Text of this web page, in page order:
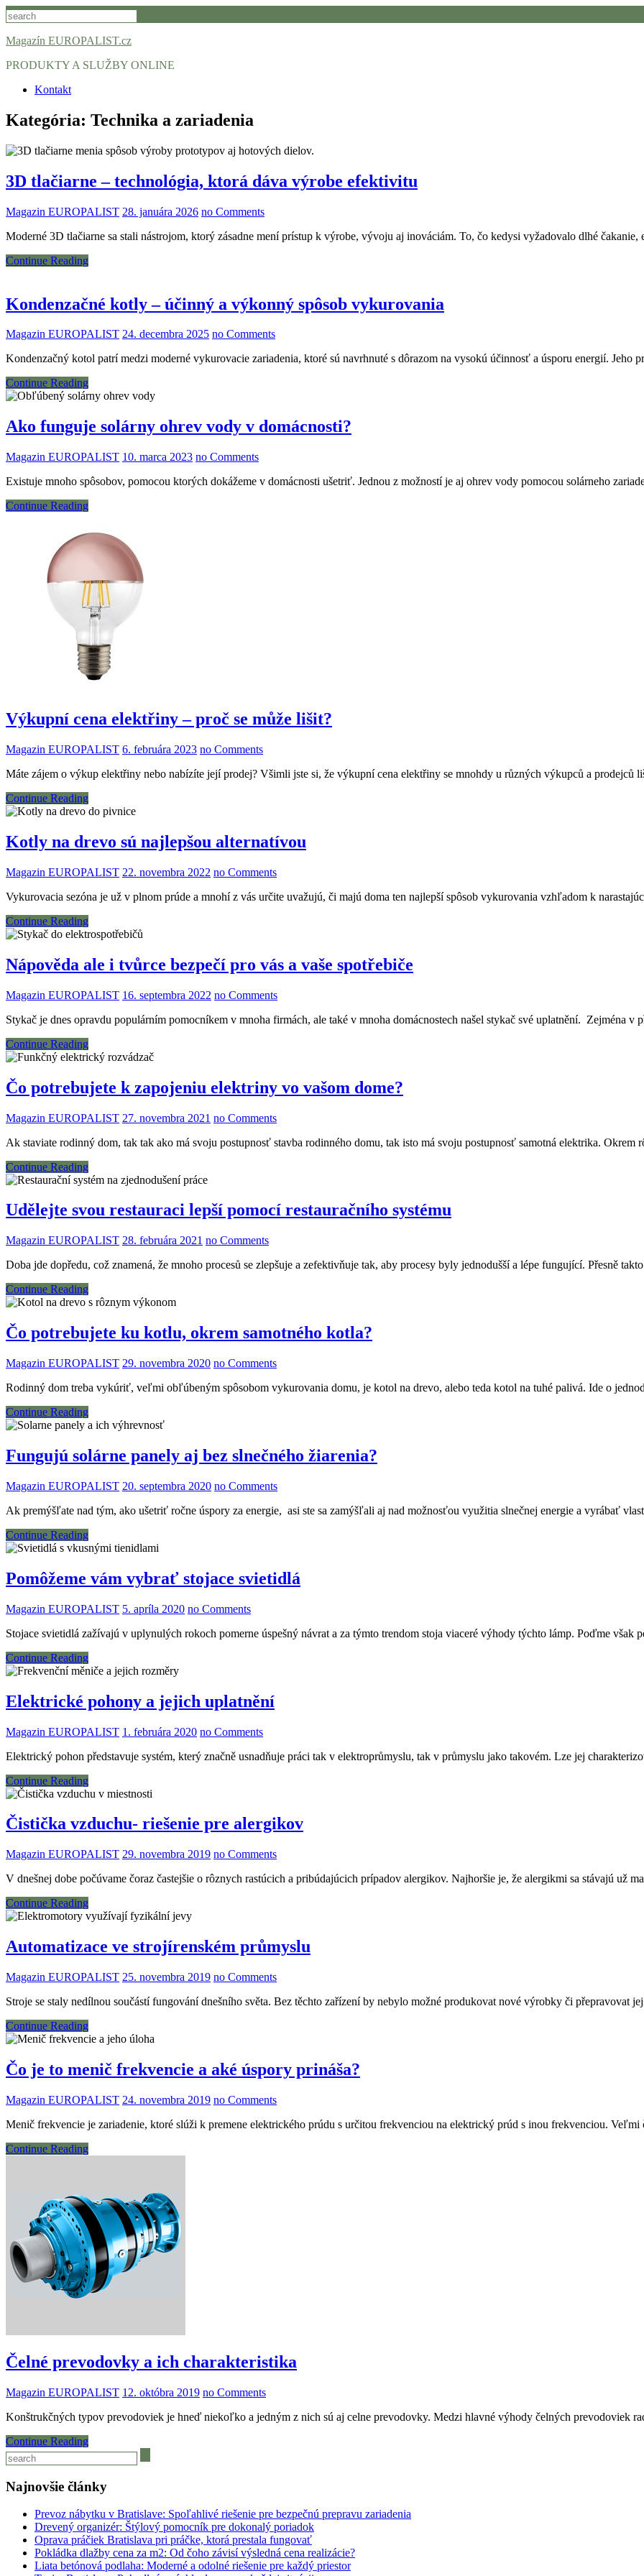
Skip
to
content
Magazín EUROPALIST.cz
PRODUKTY A SLUŽBY ONLINE
Kontakt
Kategória: Technika a zariadenia
3D tlačiarne – technológia, ktorá dáva výrobe efektivitu
Magazin EUROPALIST 28. januára 2026 no Comments
Moderné 3D tlačiarne sa stali nástrojom, ktorý zásadne mení prístup k výrobe, vývoju aj inováciám. To, čo kedysi vyžadovalo dlhé
Continue Reading
Kondenzačné kotly – účinný a výkonný spôsob vykurovania
Magazin EUROPALIST 24. decembra 2025 no Comments
Kondenzačný kotol patrí medzi moderné vykurovacie zariadenia, ktoré sú navrhnuté s dôrazom na vysokú účinnosť a úsporu energií.
Continue Reading
Ako funguje solárny ohrev vody v domácnosti?
Magazin EUROPALIST 10. marca 2023 no Comments
Existuje mnoho spôsobov, pomocou ktorých dokážeme v domácnosti ušetriť. Jednou z možností je aj ohrev vody pomocou solárneho
Continue Reading
Výkupní cena elektřiny – proč se může lišit?
Magazin EUROPALIST 6. februára 2023 no Comments
Máte zájem o výkup elektřiny nebo nabízíte její prodej? Všimli jste si, že výkupní cena elektřiny se mnohdy u různých výkupců a prodejců
Continue Reading
Kotly na drevo sú najlepšou alternatívou
Magazin EUROPALIST 22. novembra 2022 no Comments
Vykurovacia sezóna je už v plnom prúde a mnohí z vás určite uvažujú, či majú doma ten najlepší spôsob vykurovania vzhľadom k
Continue Reading
Nápověda ale i tvůrce bezpečí pro vás a vaše spotřebiče
Magazin EUROPALIST 16. septembra 2022 no Comments
Stykač je dnes opravdu populárním pomocníkem v mnoha firmách, ale také v mnoha domácnostech našel stykač své uplatnění. Zejména
Continue Reading
Čo potrebujete k zapojeniu elektriny vo vašom dome?
Magazin EUROPALIST 27. novembra 2021 no Comments
Ak staviate rodinný dom, tak tak ako má svoju postupnosť stavba rodinného domu, tak isto má svoju postupnosť samotná elektrika.
Continue Reading
Udělejte svou restauraci lepší pomocí restauračního systému
Magazin EUROPALIST 28. februára 2021 no Comments
Doba jde dopředu, což znamená, že mnoho procesů se zlepšuje a zefektivňuje tak, aby procesy byly jednodušší a lépe fungující. Přesně
Continue Reading
Čo potrebujete ku kotlu, okrem samotného kotla?
Magazin EUROPALIST 29. novembra 2020 no Comments
Rodinný dom treba vykúriť, veľmi obľúbeným spôsobom vykurovania domu, je kotol na drevo, alebo teda kotol na tuhé palivá. Ide o
Continue Reading
Fungujú solárne panely aj bez slnečného žiarenia?
Magazin EUROPALIST 20. septembra 2020 no Comments
Ak premýšľate nad tým, ako ušetriť ročne úspory za energie, asi ste sa zamýšľali aj nad možnosťou využitia slnečnej energie a vyrábať
Continue Reading
Pomôžeme vám vybrať stojace svietidlá
Magazin EUROPALIST 5. apríla 2020 no Comments
Stojace svietidlá zažívajú v uplynulých rokoch pomerne úspešný návrat a za týmto trendom stoja viaceré výhody týchto lámp. Poďme však
Continue Reading
Elektrické pohony a jejich uplatnění
Magazin EUROPALIST 1. februára 2020 no Comments
Elektrický pohon představuje systém, který značně usnadňuje práci tak v elektroprůmyslu, tak v průmyslu jako takovém. Lze jej
Continue Reading
Čistička vzduchu- riešenie pre alergikov
Magazin EUROPALIST 29. novembra 2019 no Comments
V dnešnej dobe počúvame čoraz častejšie o rôznych rastúcich a pribúdajúcich prípadov alergikov. Najhoršie je, že alergikmi sa stávajú už
Continue Reading
Automatizace ve strojírenském průmyslu
Magazin EUROPALIST 25. novembra 2019 no Comments
Stroje se staly nedílnou součástí fungování dnešního světa. Bez těchto zařízení by nebylo možné produkovat nové výrobky či přepravovat
Continue Reading
Čo je to menič frekvencie a aké úspory prináša?
Magazin EUROPALIST 24. novembra 2019 no Comments
Menič frekvencie je zariadenie, ktoré slúži k premene elektrického prúdu s určitou frekvenciou na elektrický prúd s inou frekvenciou.
Continue Reading
Čelné prevodovky a ich charakteristika
Magazin EUROPALIST 12. októbra 2019 no Comments
Konštrukčných typov prevodoviek je hneď niekoľko a jedným z nich sú aj celne prevodovky. Medzi hlavné výhody čelných prevodoviek
Continue Reading
Najnovšie články
Prevoz nábytku v Bratislave: Spoľahlivé riešenie pre bezpečnú prepravu zariadenia
Drevený organizér: Štýlový pomocník pre dokonalý poriadok
Oprava práčiek Bratislava pri práčke, ktorá prestala fungovať
Pokládka dlažby cena za m2: Od čoho závisí výsledná cena realizácie?
Liata betónová podlaha: Moderné a odolné riešenie pre každý priestor